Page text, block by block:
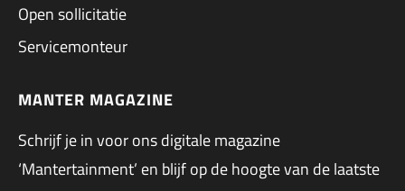
Open sollicitatie
Servicemonteur
MANTER MAGAZINE
Schrijf je in voor ons digitale magazine
‘Mantertainment’ en blijf op de hoogte van de laatste